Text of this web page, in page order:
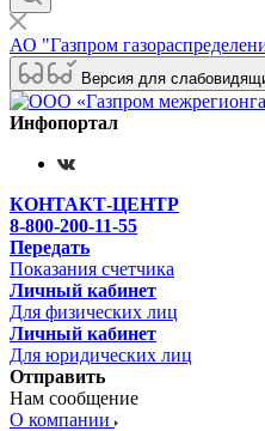
АО "Газпром
Версия для
Инфопортал
КОНТАКТ-ЦЕНТР
8-800-200-11-55
Передать
Показания счетчика
Личный кабинет
Для физических лиц
Личный кабинет
Для юридических лиц
Отправить
Нам сообщение
О компании